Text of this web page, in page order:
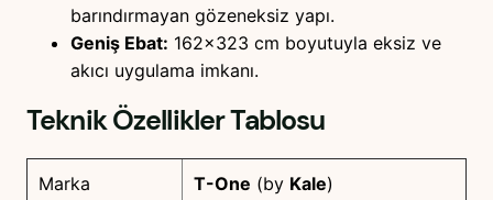
barındırmayan gözeneksiz yapı.
Geniş Ebat: 162×323 cm boyutuyla eksiz ve
akıcı uygulama imkanı.
Teknik Özellikler Tablosu
Marka T-One (by Kale)